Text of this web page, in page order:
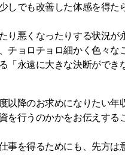
しでも改善した体感を得た
り悪くなったりする状況が
チョロチョロ細かく色々な
「永遠に大きな決断ができ
以降のお求めになりたい年
を行うのかかをお伝えする
事を得るためにも、先方は